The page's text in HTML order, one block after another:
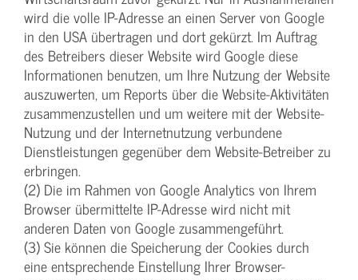
wird die volle IP-Adresse an einen Server von Google
in den USA übertragen und dort gekürzt. Im Auftrag
des Betreibers dieser Website wird Google diese
Informationen benutzen, um Ihre Nutzung der Website
auszuwerten, um Reports über die Website-Aktivitäten
zusammenzustellen und um weitere mit der Website-
Nutzung und der Internetnutzung verbundene
Dienstleistungen gegenüber dem Website-Betreiber zu
erbringen.
(2) Die im Rahmen von Google Analytics von Ihrem
Browser übermittelte IP-Adresse wird nicht mit
anderen Daten von Google zusammengeführt.
(3) Sie können die Speicherung der Cookies durch
eine entsprechende Einstellung Ihrer Browser-